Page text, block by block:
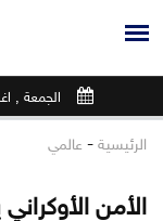
الجمعة ,
الرئيسية - عالمي
الأمن